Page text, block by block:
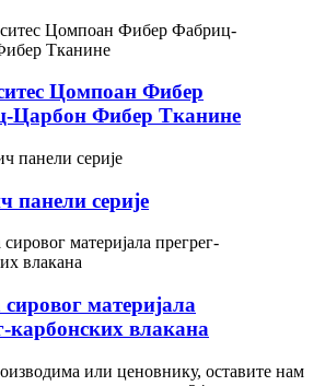
Цомпоан Фибер
Царбон Фибер Тканине
панели серије
материјала
карбонских влакана
или ценовнику, оставите нам